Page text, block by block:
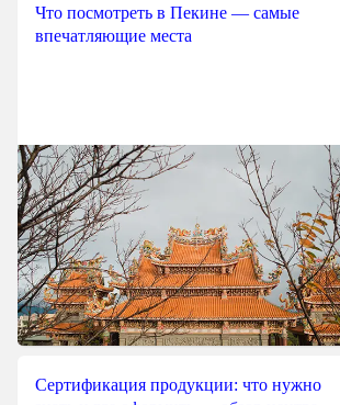
Что посмотреть в Пекине — самые
впечатляющие места
Сертификация продукции: что нужно